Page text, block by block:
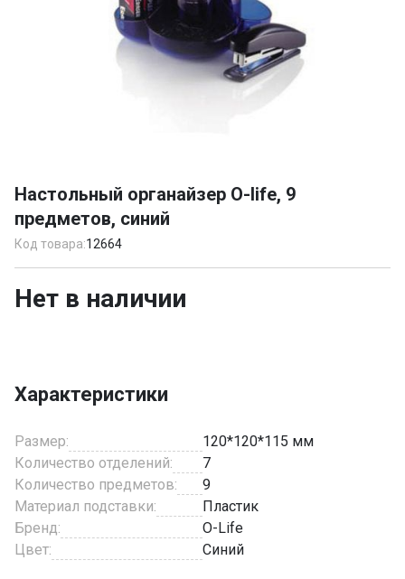
of
1
Настольный органайзер O-life, 9
предметов, синий
Код товара:12664
Нет в наличии
Характеристики
Размер:
120*120*115 мм
Количество отделений:
7
Количество предметов:
9
Материал подставки:
Пластик
Бренд:
O-Life
Цвет:
Синий